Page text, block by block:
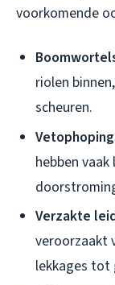
voorkomende
riolen
scheuren.
hebben
Verzakte
veroorzaakt
lekkages tot